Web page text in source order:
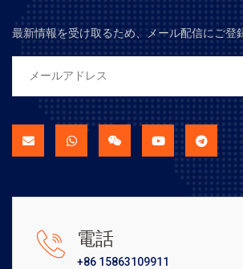
最新情報を受け取るため、メール配信にご登
電話
+86 15863109911